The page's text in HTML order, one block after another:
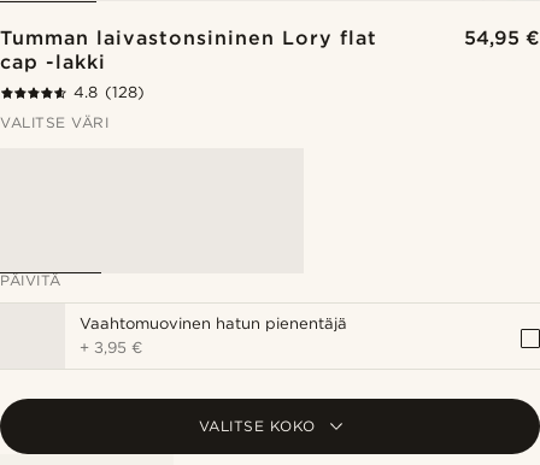
Tumman laivastonsininen Lory flat
cap -lakki
54,95 €
4.8 (128)
VALITSE VÄRI
PÄIVITÄ
Vaahtomuovinen hatun pienentäjä
+ 3,95 €
VALITSE KOKO